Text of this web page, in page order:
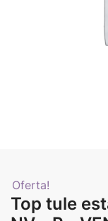
Oferta!
Top tule